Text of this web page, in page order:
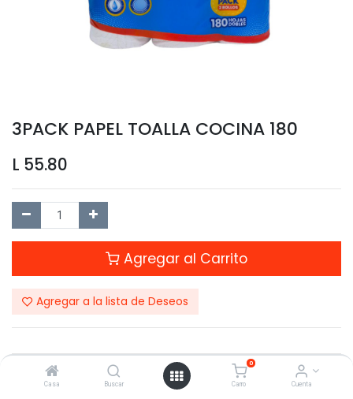
Casa Buscar
0
Carro Cuenta
3PACK PAPEL TOALLA COCINA 180
L 55.80
Agregar al Carrito
Agregar a la lista de Deseos
Compartir este Producto: